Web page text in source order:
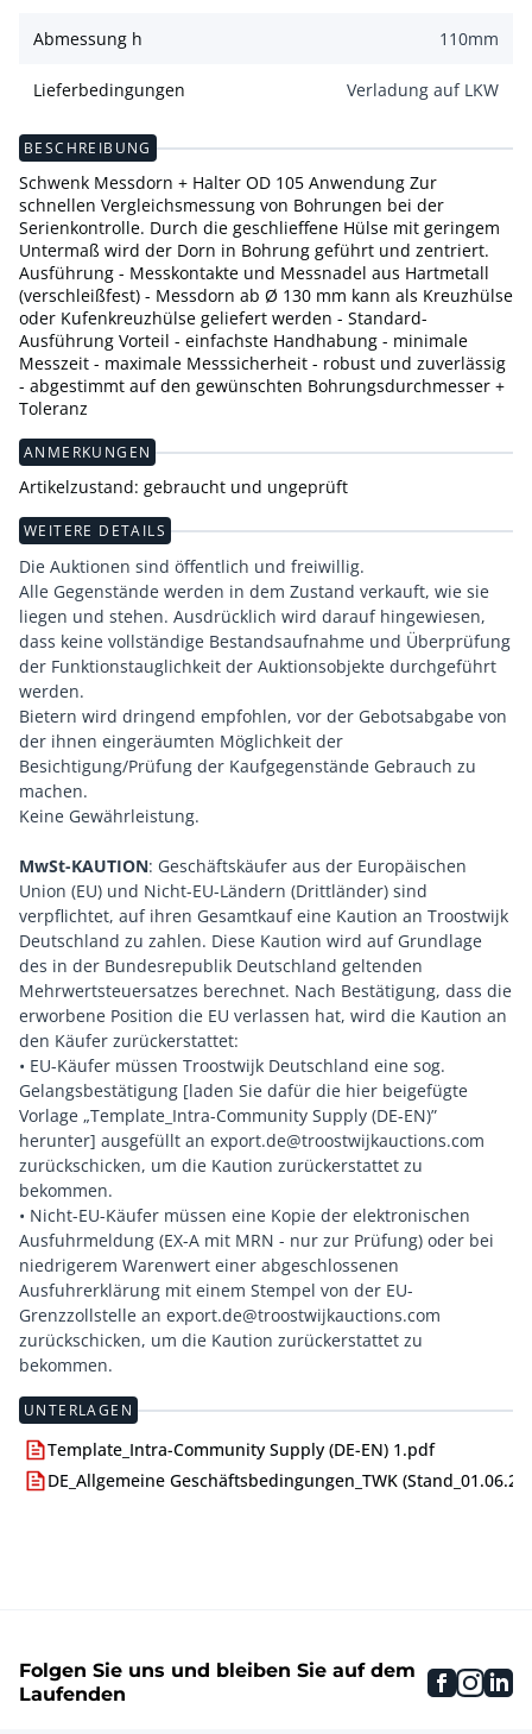
Abmessung h 110mm
Lieferbedingungen Verladung auf LKW
BESCHREIBUNG
Schwenk Messdorn + Halter OD 105 Anwendung Zur
schnellen Vergleichsmessung von Bohrungen bei der
Serienkontrolle. Durch die geschlieffene Hülse mit geringem
Untermaß wird der Dorn in Bohrung geführt und zentriert.
Ausführung - Messkontakte und Messnadel aus Hartmetall
(verschleißfest) - Messdorn ab Ø 130 mm kann als Kreuzhülse
oder Kufenkreuzhülse geliefert werden - Standard-
Ausführung Vorteil - einfachste Handhabung - minimale
Messzeit - maximale Messsicherheit - robust und zuverlässig
- abgestimmt auf den gewünschten Bohrungsdurchmesser +
Toleranz
ANMERKUNGEN
Artikelzustand: gebraucht und ungeprüft
WEITERE DETAILS
Die Auktionen sind öffentlich und freiwillig.
Alle Gegenstände werden in dem Zustand verkauft, wie sie
liegen und stehen. Ausdrücklich wird darauf hingewiesen,
dass keine vollständige Bestandsaufnahme und Überprüfung
der Funktionstauglichkeit der Auktionsobjekte durchgeführt
werden.
Bietern wird dringend empfohlen, vor der Gebotsabgabe von
der ihnen eingeräumten Möglichkeit der
Besichtigung/Prüfung der Kaufgegenstände Gebrauch zu
machen.
Keine Gewährleistung.
MwSt-KAUTION: Geschäftskäufer aus der Europäischen
Union (EU) und Nicht-EU-Ländern (Drittländer) sind
verpflichtet, auf ihren Gesamtkauf eine Kaution an Troostwijk
Deutschland zu zahlen. Diese Kaution wird auf Grundlage
des in der Bundesrepublik Deutschland geltenden
Mehrwertsteuersatzes berechnet. Nach Bestätigung, dass die
erworbene Position die EU verlassen hat, wird die Kaution an
den Käufer zurückerstattet:
• EU-Käufer müssen Troostwijk Deutschland eine sog.
Gelangsbestätigung [laden Sie dafür die hier beigefügte
Vorlage „Template_Intra-Community Supply (DE-EN)”
herunter] ausgefüllt an export.de@troostwijkauctions.com
zurückschicken, um die Kaution zurückerstattet zu
bekommen.
• Nicht-EU-Käufer müssen eine Kopie der elektronischen
Ausfuhrmeldung (EX-A mit MRN - nur zur Prüfung) oder bei
niedrigerem Warenwert einer abgeschlossenen
Ausfuhrerklärung mit einem Stempel von der EU-
Grenzzollstelle an export.de@troostwijkauctions.com
zurückschicken, um die Kaution zurückerstattet zu
UNTERLAGEN
Template_Intra-Community Supply (DE-EN) 1.pdf
DE_Allgemeine Geschäftsbedingungen_TWK
Folgen Sie uns und bleiben Sie auf dem
Laufenden